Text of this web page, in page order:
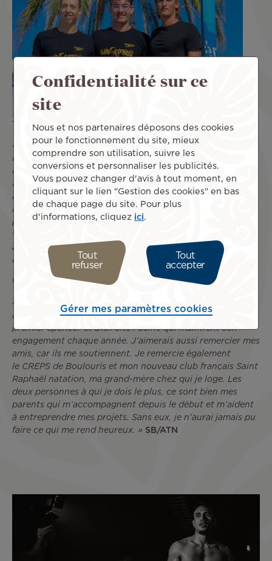
Ton île coup de cœur ?
« J’en ai deux. La première, c’est l’île où vit ma grand mère
maternelle, Tubuai. Elle vient souvent à Tahiti pour nous
rendre visite mais j’ai du mal à trouver du temps pour aller
la voir sur son île. J’ai un attachement familial avec cette
île. Et la deuxième, c’est Tahiti. J’ai grandi de mes 10 ans à
mes 18 ans sur cette île. Je suis tellement heureux d’avoir
pu vivre ça. Tahiti et la Polynésie me manquent déjà, j’ai
vraiment hâte de revenir. J’ai un attachement particulier
avec la Polynésie et plus précisément Tahiti. C’est
clairement l’un des plus merveilleux endroits du monde. »
Un dernier mot ?
« Merci à mes sponsors, à commencer par Air Tahiti Nui
mais aussi Boloré Logistics Polynésie qui a été mon
premier sponsor et Disfruits Pacific qui maintient son
engagement chaque année. J’aimerais aussi remercier mes
amis, car ils me soutiennent. Je remercie également
le CREPS de Boulouris et mon nouveau club français Saint
Raphaël natation, ma grand-mère chez qui je loge. Les
deux personnes à qui je dois le plus, ce sont bien mes
parents qui m’accompagnent depuis le début et m’aident
à entreprendre mes projets. Sans eux, je n’aurai jamais pu
faire ce qui me rend heureux. » SB/ATN
Confidentialité sur ce
site
Nous et nos partenaires déposons des cookies
pour le fonctionnement du site, mieux
comprendre son utilisation, suivre les
conversions et personnaliser les publicités.
Vous pouvez changer d'avis à tout moment, en
cliquant sur le lien "Gestion des cookies" en bas
de chaque page du site. Pour plus
d'informations, cliquez ici.
Tout
refuser
Tout
accepter
Gérer mes paramètres cookies